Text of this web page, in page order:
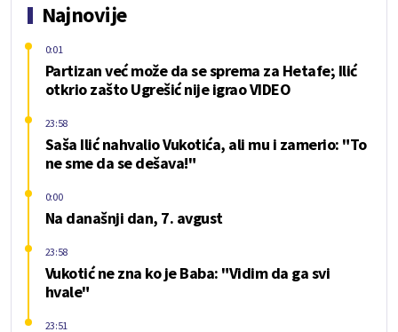
Najnovije
Partizan već može da se sprema za Hetafe; Ilić
otkrio zašto Ugrešić nije igrao VIDEO
0:01
Saša Ilić nahvalio Vukotića, ali mu i zamerio: "To
ne sme da se dešava!"
23:58
Na današnji dan, 7. avgust
0:00
Vukotić ne zna ko je Baba: "Vidim da ga svi
hvale"
23:58
23:51